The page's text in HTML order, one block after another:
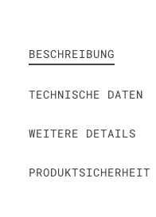
BESCHREIBUNG
TECHNISCHE DATEN
WEITERE DETAILS
PRODUKTSICHERHEIT